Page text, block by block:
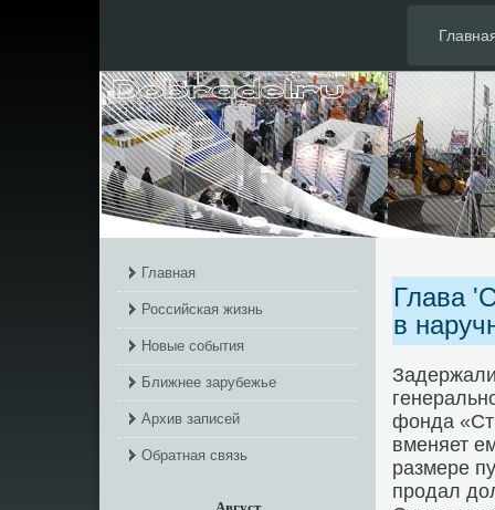
Главная
Российская жизнь
Новые события
Ближнее зарубежье
Архив записей
Обратная связь
Глава
в
фонда
вменяет
размере
продал